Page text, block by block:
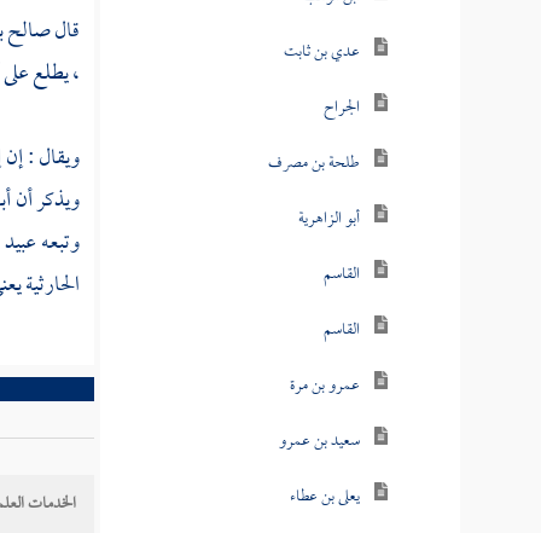
عدي بن ثابت
الجراح
طلحة بن مصرف
أبو الزاهرية
القاسم
القاسم
عمرو بن مرة
سعيد بن عمرو
يعلى بن عطاء
قالصالح
، يطلع
ويقال : إن
ويذكر أن
وتبعهعبيد
الحارثية
الخدمات